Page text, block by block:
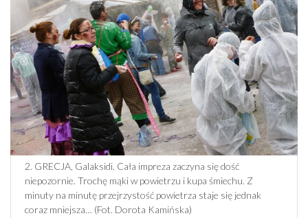
2. GRECJA, Galaksidi. Cała impreza zaczyna się dość
niepozornie. Trochę mąki w powietrzu i kupa śmiechu. Z
minuty na minutę przejrzystość powietrza staje się jednak
coraz mniejsza… (Fot. Dorota Kamińska)